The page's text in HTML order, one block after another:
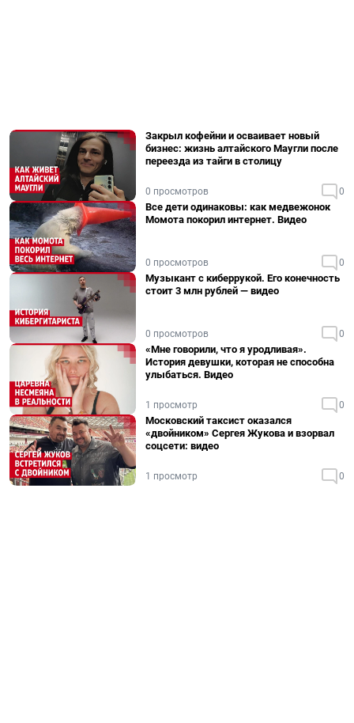
Закрыл кофейни и осваивает новый
бизнес: жизнь алтайского Маугли после
переезда из тайги в столицу
0 просмотров 0
Все дети одинаковы: как медвежонок
Момота покорил интернет. Видео
0 просмотров 0
Музыкант с киберрукой. Его конечность
стоит 3 млн рублей — видео
0 просмотров 0
«Мне говорили, что я уродливая».
История девушки, которая не способна
улыбаться. Видео
1 просмотр 0
Московский таксист оказался
«двойником» Сергея Жукова и взорвал
соцсети: видео
1 просмотр 0